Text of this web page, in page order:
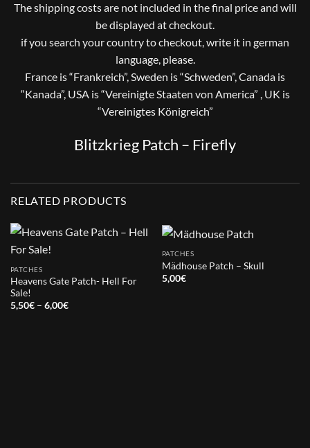
The shipping costs are not included in the final price and will
be displayed at checkout.
if you search your country to checkout, write it in german
language, please.
France is “Frankreich”, Sweden is “Schweden”, Canada is
“Kanada”, USA is “Vereinigte Staaten von America” , UK is
“Vereinigtes Königreich”
Blitzkrieg Patch – Firefly
RELATED PRODUCTS
PATCHES
Heavens Gate Patch- Hell For
Sale!
5,50€ – 6,00€Price
PATCHES
Mädhouse Patch – Skull
5,00€